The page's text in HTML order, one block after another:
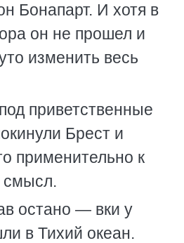
Бонапарт. И хотя в
он не прошел и
изменить весь
приветственные
Брест и
применительно к
смысл.
остано — вки у
в Тихий океан.